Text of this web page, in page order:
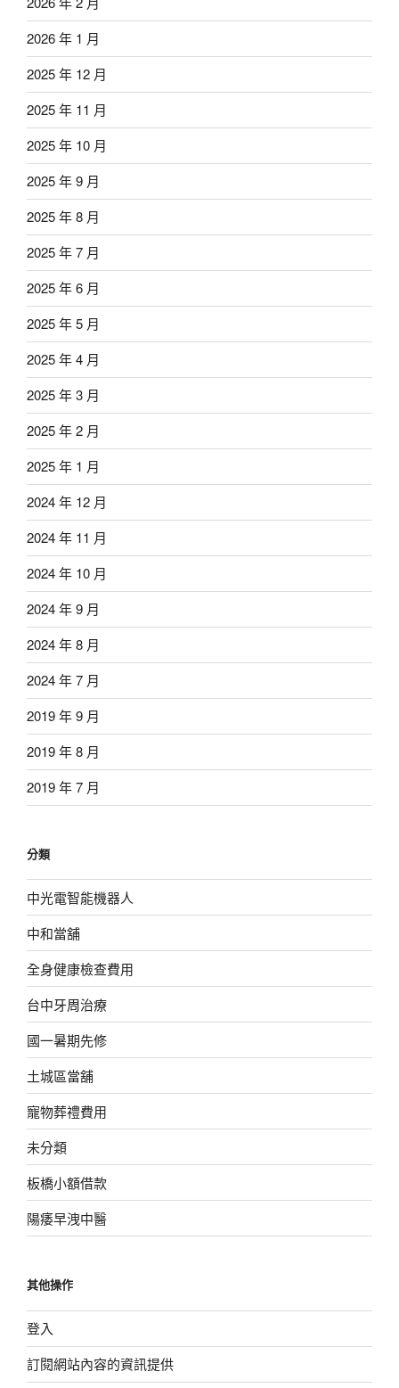
2026 年 1 月
2025 年 12 月
2025 年 11 月
2025 年 10 月
2025 年 9 月
2025 年 8 月
2025 年 7 月
2025 年 6 月
2025 年 5 月
2025 年 4 月
2025 年 3 月
2025 年 2 月
2025 年 1 月
2024 年 12 月
2024 年 11 月
2024 年 10 月
2024 年 9 月
2024 年 8 月
2024 年 7 月
2019 年 9 月
2019 年 8 月
2019 年 7 月
分類
中光電智能機器人
中和當舖
全身健康檢查費用
台中牙周治療
國一暑期先修
土城區當舖
寵物葬禮費用
未分類
板橋小額借款
陽痿早洩中醫
其他操作
登入
訂閱網站內容的資訊提供